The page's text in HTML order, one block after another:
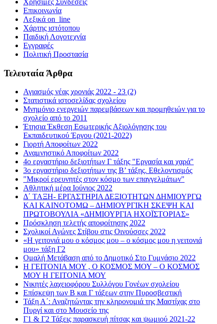
Επικοινωνία
Λεξικά on_line
Χάρτης ιστότοπου
Παιδική Λογοτεχνία
Εγγραφές
Πολιτική Προστασία
Τελευταία Άρθρα
Αγιασμός νέας χρονιάς 2022 - 23 (2)
Στατιστικά ιστοσελίδας σχολείου
Μνημόνιο ενεργειών παρεμβάσεων και προμηθειών για το
σχολείο από το 2011
Έτησια Έκθεση Εσωτερικής Αξιολόγησης του
Εκπαιδευτικού Έργου (2021-2022)
Γιορτή Αποφοίτων 2022
Αναμνηστικό Αποφοίτων 2022
4ο εργαστήριο δεξιοτήτων Γ τάξης "Εργασία και χαρά"
3ο εργαστήριο δεξιοτήτων της Β’ τάξης. Εθελοντισμός
"Μικροί ερευνητές στον κόσμο των επαγγελμάτων"
Αθλητική μέρα Ιούνιος 2022
Δ΄ ΤΑΞΗ- ΕΡΓΑΣΤΗΡΙΑ ΔΕΞΙΟΤΗΤΩΝ ΔΗΜΙΟΥΡΓΩ
ΚΑΙ ΚΑΙΝΟΤΟΜΩ – ΔΗΜΙΟΥΡΓΙΚΗ ΣΚΕΨΗ ΚΑΙ
ΠΡΩΤΟΒΟΥΛΙΑ «ΔΗΜΙΟΥΡΓΙΑ ΗΧΟΪΣΤΟΡΙΑΣ»
Πρόσκληση τελετής αποφοίτησης 2022
Σχολικοί Αγώνες Στίβου στις Οινούσσες 2022
«Η γειτονιά μου ο κόσμος μου – ο κόσμος μου η γειτονιά
μου» τάξη Γ2
Ομαλή Μετάβαση από το Δημοτικό Στο Γυμνάσιο 2022
Η ΓΕΙΤΟΝΙΑ ΜΟΥ , Ο ΚΟΣΜΟΣ ΜΟΥ – Ο ΚΟΣΜΟΣ
ΜΟΥ Η ΓΕΙΤΟΝΙΑ ΜΟΥ
Νικητές λαχειοφόρου Συλλόγου Γονέων σχολείου
Επίσκεψη των Β και Γ τάξεων στην Πυροσβεστική
Τάξη Α΄: Αναζητώντας την κληρονομιά της Μαστίχας στο
Πυργί και στο Μουσείο της
Γ1 & Γ2 Τάξεις παρασκευή πίτσας και ψωμιού 2021-22